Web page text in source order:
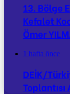
13. Bölge
Kefalet
Ömer
1 hafta önce
DEİK/